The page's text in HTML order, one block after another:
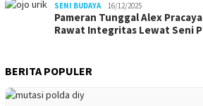
SENI BUDAYA 16/12/2025
Pameran Tunggal Alex
Rawat Integritas Lewat Seni
BERITA POPULER